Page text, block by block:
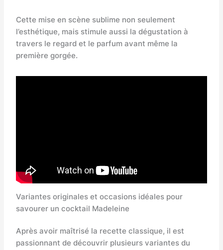
Cette mise en scène sublime non seulement
l’esthétique, mais stimule aussi la dégustation à
travers le regard et le parfum avant même la
première gorgée.
Variantes originales et occasions idéales pour
savourer un cocktail Madeleine
Après avoir maîtrisé la recette classique, il est
passionnant de découvrir plusieurs variantes du